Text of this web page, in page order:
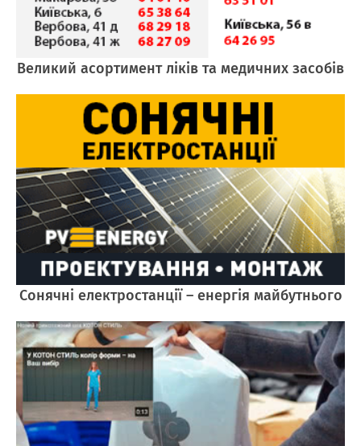
Великий асортимент ліків та медичних засобів
Cонячні електростанції – енергія майбутнього